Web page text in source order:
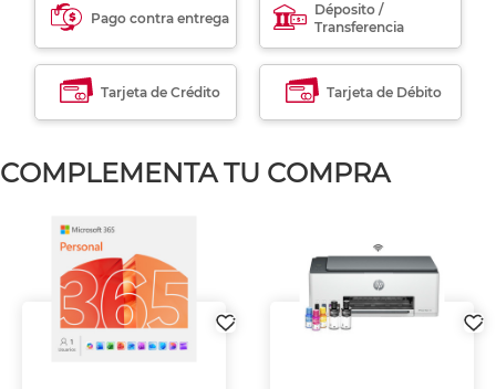
Pago contra entrega
Déposito /
Transferencia
Tarjeta de Crédito Tarjeta de Débito
COMPLEMENTA TU COMPRA